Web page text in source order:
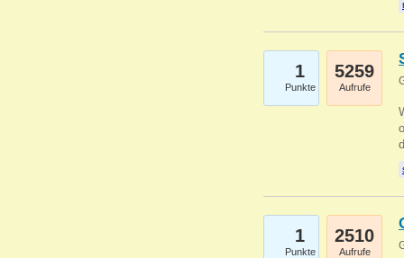
1
Punkte
5259
Aufrufe
1
Punkte
2510
Aufrufe